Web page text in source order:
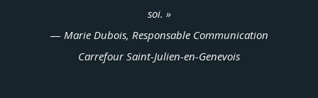
soi. »
— Marie Dubois, Responsable Communication
Carrefour Saint-Julien-en-Genevois